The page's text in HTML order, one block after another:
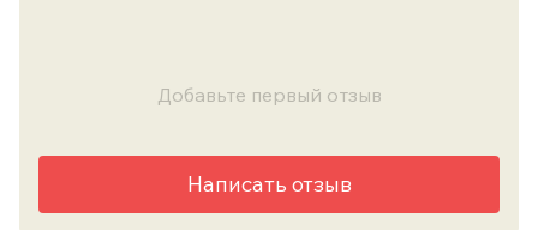
Добавьте первый отзыв
Написать отзыв